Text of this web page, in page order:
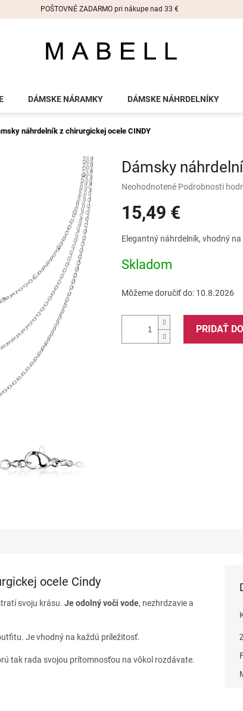
POŠTOVNÉ ZADARMO pri nákupe nad 33 €
DÁMSKE NÁRAMKY DÁMSKE NÁHRDELNÍKY
náhrdelník z chirurgickej ocele CINDY
Dámsky
Priemerné
produktu
je
z
hviezdičiek.
Neohodnotené Podrobnosti
15,49 €
cena:
Elegantný náhrdelník, vhodný
Skladom
Môžeme doručiť do: 10.8.2026
PRIDAŤ
ocele Cindy
svoju krásu. Je odolný voči vode, nezhrdzavie a
Je vhodný na každú príležitosť.
tak rada svojou prítomnosťou na vôkol rozdávate.